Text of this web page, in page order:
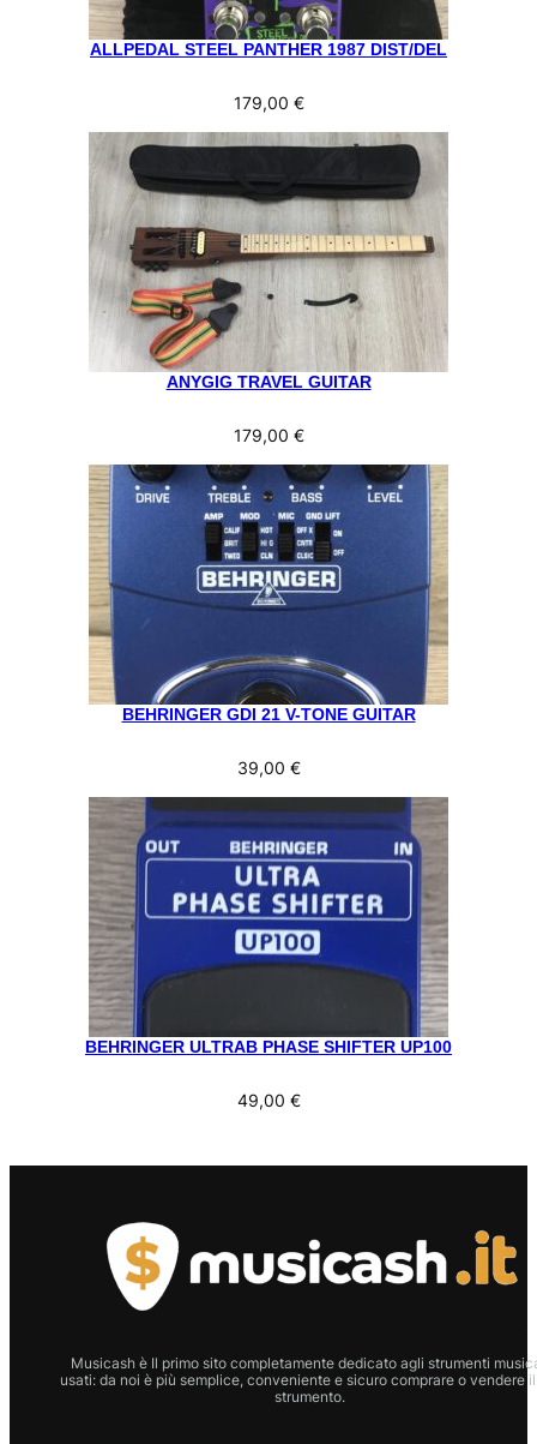
ALLPEDAL STEEL PANTHER 1987 DIST/DEL
179,00 €
ANYGIG TRAVEL GUITAR
179,00 €
BEHRINGER GDI 21 V-TONE GUITAR
39,00 €
BEHRINGER ULTRAB PHASE SHIFTER UP100
49,00 €
Musicash è Il primo sito completamente dedicato agli strumenti
usati: da noi è più semplice, conveniente e sicuro comprare o vendere
strumento.